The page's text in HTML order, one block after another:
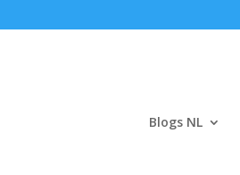
Blogs NL